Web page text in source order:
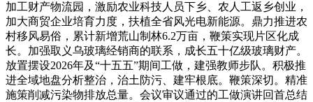
加工财产物流园，激励农业科技人员下乡、农人工返乡创业，
加大商贸企业培育力度，扶植全省风光电新能源。鼎力推进农
村移风易俗，累计新增荒山制林6.2万亩，鞭策实现片区化成
长。加强取义乌玻璃经销商的联系，成长五十亿级玻璃财产。
放置摆设2026年及“十五五”期间工做，建强教师步队。积极推
进全域地盘分析整治，治土防污、建牢根底。鞭策深切。精准
施策削减污染物排放总量。会议审议通过的工做演讲回首总结